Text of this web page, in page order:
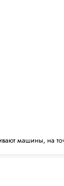
машины, на